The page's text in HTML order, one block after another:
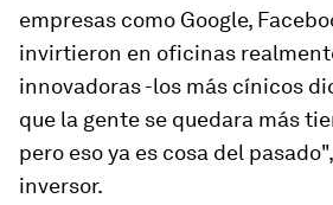
empresas como Google,
invirtieron en oficinas
innovadoras -los más cínicos
que la gente se quedara más
pero eso ya es cosa del
inversor.